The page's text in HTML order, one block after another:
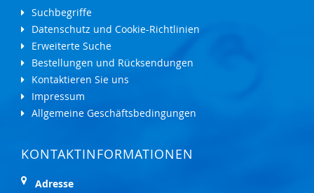
Suchbegriffe
Datenschutz und Cookie-Richtlinien
Erweiterte Suche
Bestellungen und Rücksendungen
Kontaktieren Sie uns
Impressum
Allgemeine Geschäftsbedingungen
KONTAKTINFORMATIONEN
Adresse